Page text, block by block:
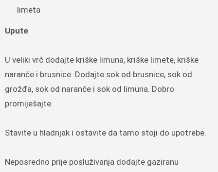
limeta
Upute
U veliki vrč dodajte kriške limuna, kriške limete, kriške
naranče i brusnice. Dodajte sok od brusnice, sok od
grožđa, sok od naranče i sok od limuna. Dobro
promiješajte.
Stavite u hladnjak i ostavite da tamo stoji do upotrebe.
Neposredno prije posluživanja dodajte gaziranu